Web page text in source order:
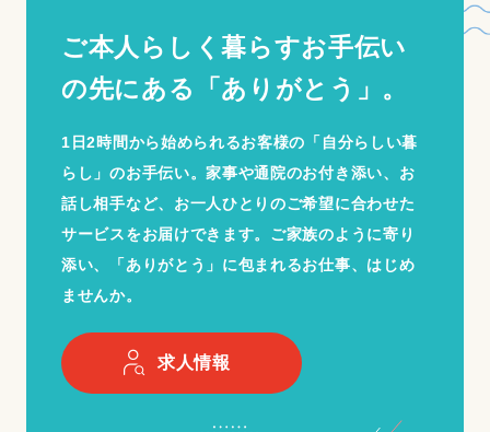
ご本人らしく暮らすお手伝い
の先にある「ありがとう」。
1日2時間から始められるお客様の「自分らしい暮
らし」のお手伝い。家事や通院のお付き添い、お
話し相手など、お一人ひとりのご希望に合わせた
サービスをお届けできます。ご家族のように寄り
添い、「ありがとう」に包まれるお仕事、はじめ
ませんか。
求人情報